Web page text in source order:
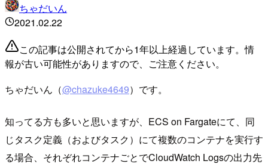
ちゃだいん
2021.02.22
この記事は公開されてから1年以上経過しています。情
報が古い可能性がありますので、ご注意ください。
ちゃだいん（@chazuke4649）です。
知ってる方も多いと思いますが、ECS on Fargateにて、同
じタスク定義（およびタスク）にて複数のコンテナを実行す
る場合、それぞれコンテナごとでCloudWatch Logsの出力先